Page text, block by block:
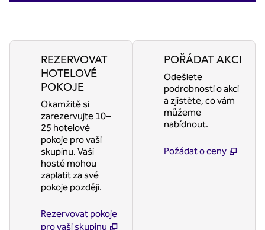
REZERVOVAT
HOTELOVÉ
POKOJE
Okamžitě si
zarezervujte 10–
25 hotelové
pokoje pro vaši
skupinu. Vaši
hosté mohou
zaplatit za své
pokoje později.
Rezervovat pokoje
pro vaši skupinu
POŘÁDAT AKCI
Odešlete
podrobnosti o akci
a zjistěte, co vám
můžeme
nabídnout.
Požádat o ceny